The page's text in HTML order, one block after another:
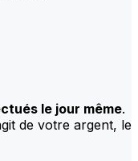
le jour même.
de votre argent, le